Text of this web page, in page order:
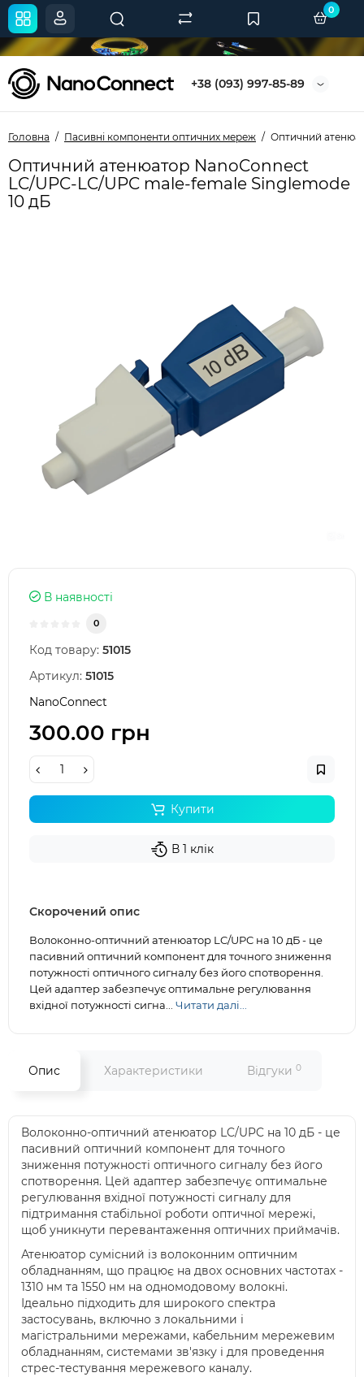
+38 (093) 997-85-89
0
Головна Пасивні компоненти оптичних мереж Оптичний
Оптичний атенюатор NanoConnect
LC/UPC-LC/UPC male-female Singlemode
10 дБ
В наявності
0
Код товару: 51015
Артикул: 51015
NanoConnect
300.00 грн
Купити
В 1 клік
Скорочений опис
Волоконно-оптичний атенюатор LC/UPC на 10 дБ - це
пасивний оптичний компонент для точного зниження
потужності оптичного сигналу без його спотворення.
Цей адаптер забезпечує оптимальне регулювання
вхідної потужності сигна... Читати далі...
Опис Характеристики Відгуки 0
Волоконно-оптичний атенюатор LC/UPC на 10 дБ - це
пасивний оптичний компонент для точного
зниження потужності оптичного сигналу без його
спотворення. Цей адаптер забезпечує оптимальне
регулювання вхідної потужності сигналу для
підтримання стабільної роботи оптичної мережі,
щоб уникнути перевантаження оптичних приймачів.
Атенюатор сумісний із волоконним оптичним
обладнанням, що працює на двох основних частотах -
1310 нм та 1550 нм на одномодовому волокні.
Ідеально підходить для широкого спектра
застосувань, включно з локальними і
магістральними мережами, кабельним мережевим
обладнанням, системами зв'язку і для проведення
стрес-тестування мережевого каналу.